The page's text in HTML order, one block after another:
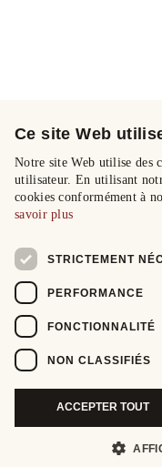
Ce site Web
Notre site Web utilise des
utilisateur. En utilisant
cookies conformément à
savoir plus
STRICTEMENT
PERFORMANCE
FONCTIONNALITÉ
NON CLASSIFIÉS
ACCEPTER TOUT